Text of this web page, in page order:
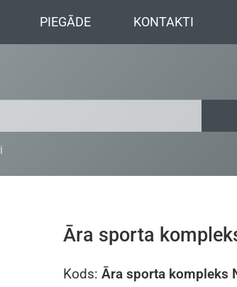
PIEGĀDE KONTAKTI
Āra sporta
Kods: Āra sporta kompleks